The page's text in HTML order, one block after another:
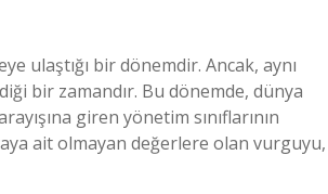
ulaştığı bir dönemdir. Ancak, aynı
bir zamandır. Bu dönemde, dünya
giren yönetim sınıflarının
ait olmayan değerlere olan vurguyu,